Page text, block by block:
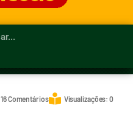
16 Comentários Visualizações: 0